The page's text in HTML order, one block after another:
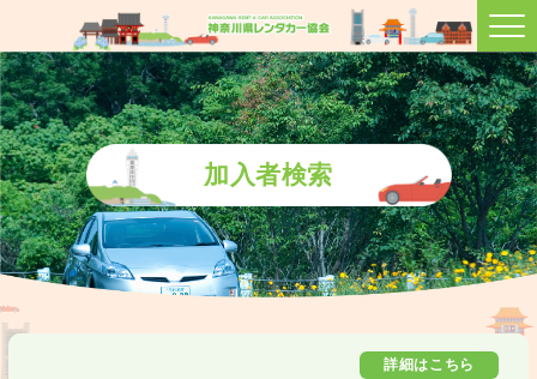
加入者検索
詳細はこちら